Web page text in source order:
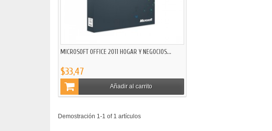
MICROSOFT OFFICE 2011 HOGAR Y NEGOCIOS...
$33,47
Añadir al carrito
Demostración 1-1 of 1 artículos